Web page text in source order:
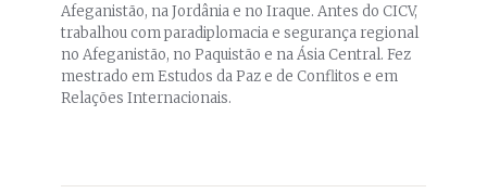
Afeganistão, na Jordânia e no Iraque. Antes do CICV,
trabalhou com paradiplomacia e segurança regional
no Afeganistão, no Paquistão e na Ásia Central. Fez
mestrado em Estudos da Paz e de Conflitos e em
Relações Internacionais.